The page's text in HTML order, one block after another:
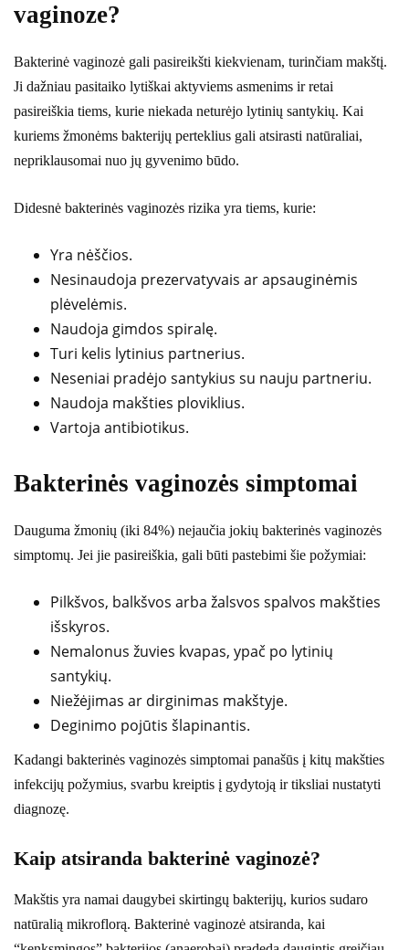
vaginoze?
Bakterinė vaginozė gali pasireikšti kiekvienam, turinčiam makštį.
Ji dažniau pasitaiko lytiškai aktyviems asmenims ir retai
pasireiškia tiems, kurie niekada neturėjo lytinių santykių. Kai
kuriems žmonėms bakterijų perteklius gali atsirasti natūraliai,
nepriklausomai nuo jų gyvenimo būdo.
Didesnė bakterinės vaginozės rizika yra tiems, kurie:
Yra nėščios.
Nesinaudoja prezervatyvais ar apsauginėmis
plėvelėmis.
Naudoja gimdos spiralę.
Turi kelis lytinius partnerius.
Neseniai pradėjo santykius su nauju partneriu.
Naudoja makšties ploviklius.
Vartoja antibiotikus.
Bakterinės vaginozės simptomai
Dauguma žmonių (iki 84%) nejaučia jokių bakterinės vaginozės
simptomų. Jei jie pasireiškia, gali būti pastebimi šie požymiai:
Pilkšvos, balkšvos arba žalsvos spalvos makšties
išskyros.
Nemalonus žuvies kvapas, ypač po lytinių
santykių.
Niežėjimas ar dirginimas makštyje.
Deginimo pojūtis šlapinantis.
Kadangi bakterinės vaginozės simptomai panašūs į kitų makšties
infekcijų požymius, svarbu kreiptis į gydytoją ir tiksliai nustatyti
diagnozę.
Kaip atsiranda bakterinė vaginozė?
Makštis yra namai daugybei skirtingų bakterijų, kurios sudaro
natūralią mikroflorą. Bakterinė vaginozė atsiranda, kai